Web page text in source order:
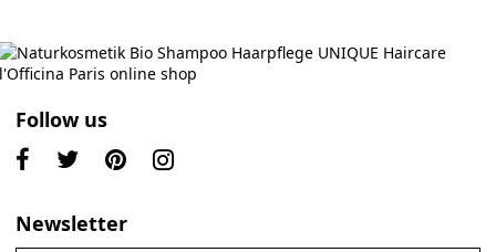
Follow us
Newsletter